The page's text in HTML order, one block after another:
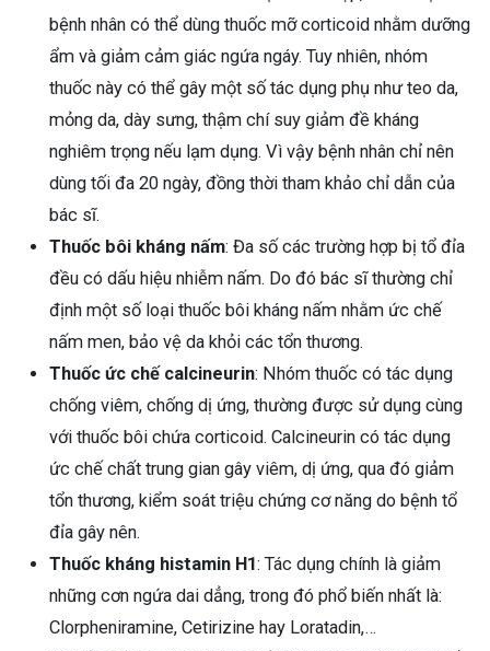
bệnh nhân có thể dùng thuốc mỡ corticoid nhằm dưỡng
ẩm và giảm cảm giác ngứa ngáy. Tuy nhiên, nhóm
thuốc này có thể gây một số tác dụng phụ như teo da,
mỏng da, dày sưng, thậm chí suy giảm đề kháng
nghiêm trọng nếu lạm dụng. Vì vậy bệnh nhân chỉ nên
dùng tối đa 20 ngày, đồng thời tham khảo chỉ dẫn của
bác sĩ.
Thuốc bôi kháng nấm: Đa số các trường hợp bị tổ đỉa
đều có dấu hiệu nhiễm nấm. Do đó bác sĩ thường chỉ
định một số loại thuốc bôi kháng nấm nhằm ức chế
nấm men, bảo vệ da khỏi các tổn thương.
Thuốc ức chế calcineurin: Nhóm thuốc có tác dụng
chống viêm, chống dị ứng, thường được sử dụng cùng
với thuốc bôi chứa corticoid. Calcineurin có tác dụng
ức chế chất trung gian gây viêm, dị ứng, qua đó giảm
tổn thương, kiểm soát triệu chứng cơ năng do bệnh tổ
đỉa gây nên.
Thuốc kháng histamin H1: Tác dụng chính là giảm
những cơn ngứa dai dẳng, trong đó phổ biến nhất là:
Clorpheniramine, Cetirizine hay Loratadin,…